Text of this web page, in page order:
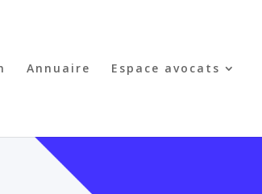
Annuaire Espace avocats